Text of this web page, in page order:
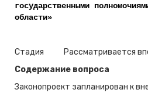
государственными
области»
Стадия
Рассматривается
Содержание вопроса
Законопроект запланирован к